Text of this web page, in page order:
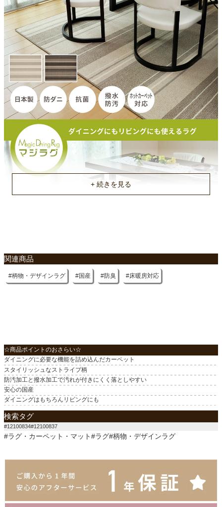
裏面
不織布
パイル長
約6mm
機能
撥水
機能
防汚
機能
防ダニ
機能
関連商品
柄物・デザインラグ 国産 防臭 床暖房対応
☆商品ポイントのおさらい☆
ダイニングに必要な機能を詰め込んだカーペット
スタイリッシュなストライプ柄
防汚加工と撥水加工で汚れが付きにくく落としやすい
安心の国産
ダイニングはもちろんリビングにも
検索タグ
#12100834#12100837
#ラグ・カーペット・マット#ラグ#柄物・デザインラグ